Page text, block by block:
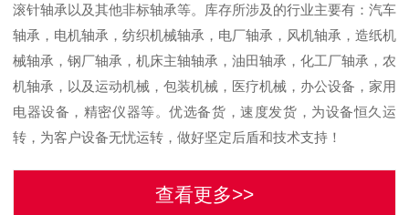
滚针轴承以及其他非标轴承等。库存所涉及的行业主要有：汽车
轴承，电机轴承，纺织机械轴承，电厂轴承，风机轴承，造纸机
械轴承，钢厂轴承，机床主轴轴承，油田轴承，化工厂轴承，农
机轴承，以及运动机械，包装机械，医疗机械，办公设备，家用
电器设备，精密仪器等。优选备货，速度发货，为设备恒久运
转，为客户设备无忧运转，做好坚定后盾和技术支持！
查看更多>>